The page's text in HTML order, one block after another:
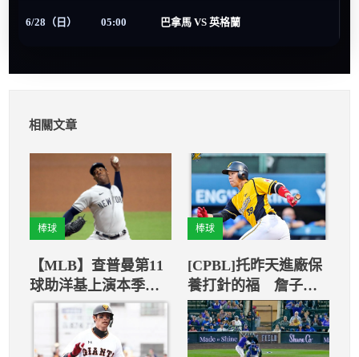
6/28（日） 05:00 巴拿馬 VS 英格蘭
相關文章
棒球
【MLB】查普曼第11
球助洋基上演本季第3
次三殺
棒球
[CPBL]托昨天進廠保
養打針的福 詹子賢5
安火力開轟